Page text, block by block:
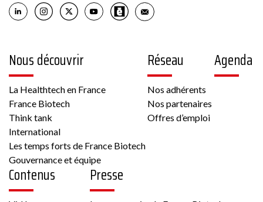
6 rue Pierre Haret 75009 PARIS France
Autre, Culture cellulaire
Nous découvrir
La Healthtech en France
France Biotech
Think tank
International
Les temps forts de France Biotech
Gouvernance et équipe
Réseau
Nos adhérents
Nos partenaires
Offres d’emploi
Agenda
Contenus Presse